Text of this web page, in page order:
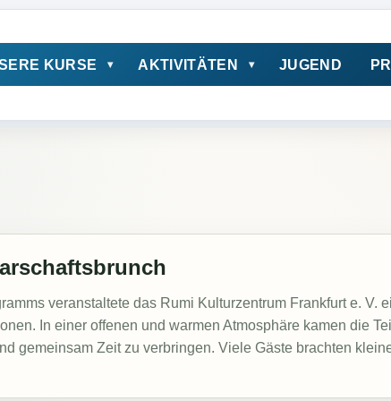
KURSE AKTIVITÄTEN JUGEND
veranstaltete das Rumi Kulturzentrum Frankfurt e. V.
In einer offenen und warmen Atmosphäre kamen die
gemeinsam Zeit zu verbringen. Viele Gäste brachten